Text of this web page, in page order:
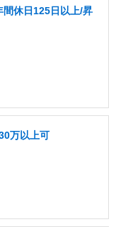
間休日125日以上/昇
万以上可